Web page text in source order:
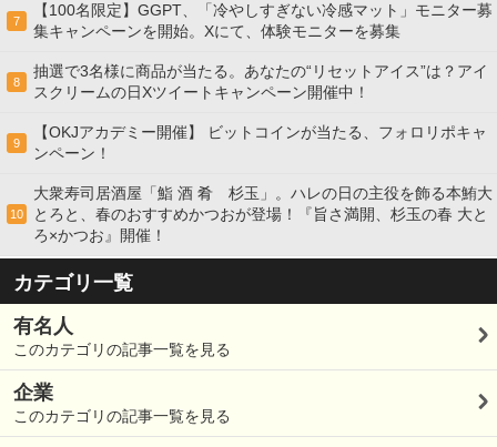
7
【100名限定】GGPT、「冷やしすぎない冷感マット」モニター募
集キャンペーンを開始。Xにて、体験モニターを募集
8
抽選で3名様に商品が当たる。あなたの“リセットアイス”は？アイ
スクリームの日Xツイートキャンペーン開催中！
9
【OKJアカデミー開催】 ビットコインが当たる、フォロリポキャ
ンペーン！
10
大衆寿司居酒屋「鮨 酒 肴 杉玉」。ハレの日の主役を飾る本鮪大
とろと、春のおすすめかつおが登場！『旨さ満開、杉玉の春 大と
ろ×かつお』開催！
カテゴリ一覧
有名人
このカテゴリの記事一覧を見る
企業
このカテゴリの記事一覧を見る